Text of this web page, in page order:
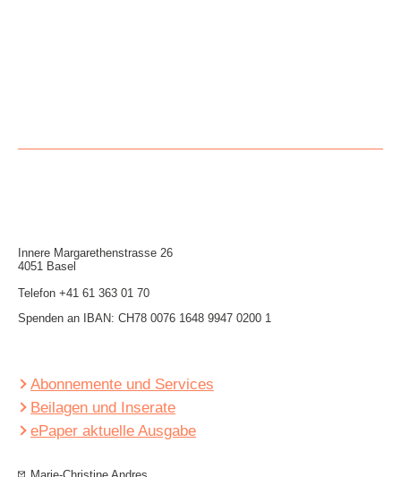
Innere Mar­garethen­strasse 26
4051 Basel
Telefon +41 61 363 01 70
Spenden an IBAN: CH78 0076 1648 9947 0200 1
Abonnemente und Services
Beilagen und Inserate
ePaper aktuelle Ausgabe